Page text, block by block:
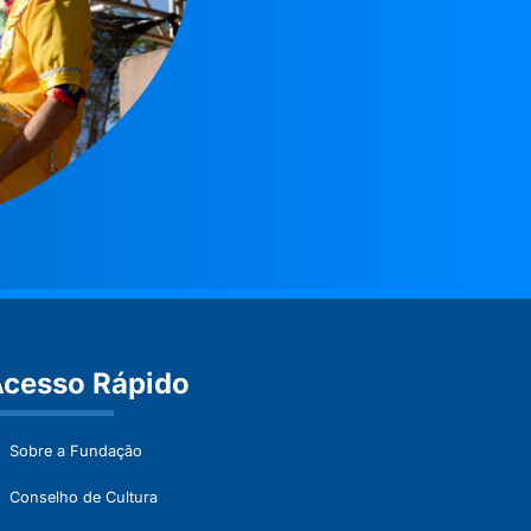
Rápido
Sobre a Fundação
Conselho de Cultura